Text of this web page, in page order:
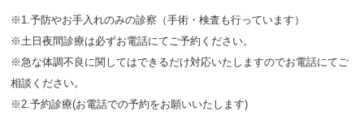
※1.予防やお手入れのみの診察（手術・検査も行っています）
※土日夜間診療は必ずお電話にてご予約ください。
※急な体調不良に関してはできるだけ対応いたしますのでお電話にてご
相談ください。
※2.予約診療(お電話での予約をお願いいたします)